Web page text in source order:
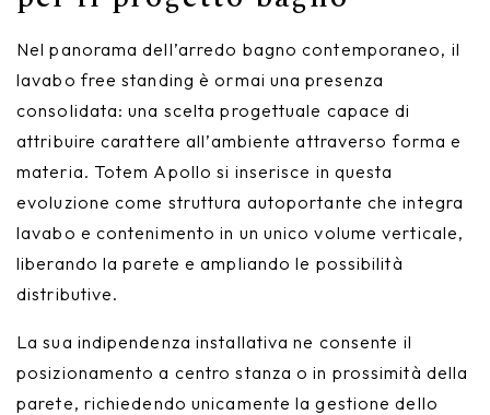
Nel panorama dell’arredo bagno contemporaneo, il
lavabo free standing è ormai una presenza
consolidata: una scelta progettuale capace di
attribuire carattere all’ambiente attraverso forma e
materia. Totem Apollo si inserisce in questa
evoluzione come struttura autoportante che integra
lavabo e contenimento in un unico volume verticale,
liberando la parete e ampliando le possibilità
distributive.
La sua indipendenza installativa ne consente il
posizionamento a centro stanza o in prossimità della
parete, richiedendo unicamente la gestione dello